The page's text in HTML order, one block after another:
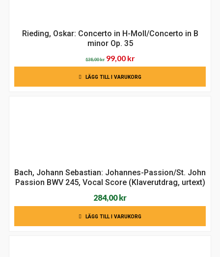
Rieding, Oskar: Concerto in H-Moll/Concerto in B
minor Op. 35
138,00kr Det
ursprungliga
priset
99,00 krDet
nuvarande
priset
LÄGG TILL I VARUKORG
Bach, Johann Sebastian: Johannes-Passion/St. John
Passion BWV 245, Vocal Score (Klaverutdrag, urtext)
284,00 kr
LÄGG TILL I VARUKORG